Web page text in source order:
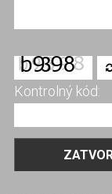
Kontrolný kód: